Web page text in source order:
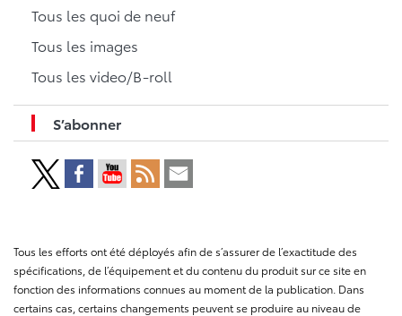
Tous les quoi de neuf
Tous les images
Tous les video/B-roll
S’abonner
Tous les efforts ont été déployés afin de s’assurer de l’exactitude des
spécifications, de l’équipement et du contenu du produit sur ce site en
fonction des informations connues au moment de la publication. Dans
certains cas, certains changements peuvent se produire au niveau de